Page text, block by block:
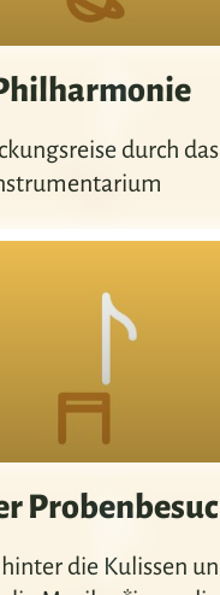
durch das
die Kulissen